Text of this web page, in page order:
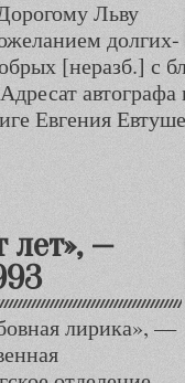
Льву
долгих-
[неразб.] с
Евгения
лет», —
лирика», —